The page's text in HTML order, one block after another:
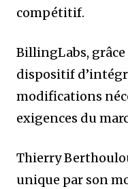
compétitif.
BillingLabs,
dispositif
modifications
exigences du
Thierry
unique par son